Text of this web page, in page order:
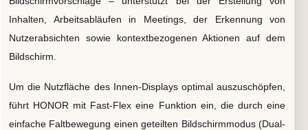
Inhalten, Arbeitsabläufen in Meetings, der Erkennung von
Nutzerabsichten sowie kontextbezogenen Aktionen auf dem
Bildschirm.
Um die Nutzfläche des Innen-Displays optimal auszuschöpfen,
führt HONOR mit Fast-Flex eine Funktion ein, die durch eine
einfache Faltbewegung einen geteilten Bildschirmmodus (Dual-